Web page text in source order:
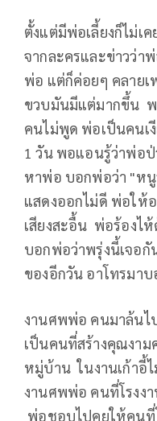
ตั้งแต่มีพ่อเลี้ยงก็ไม่เ
จากละครและข่าวว่า
พ่อ แต่ก็ค่อยๆ คลายเ
ขวบมันมีแต่มากขึ้น
คนไม่พูด พ่อเป็นคนเ
1 วัน พอแอนรู้ว่าพ่อป่
หาพ่อ บอกพ่อว่า "ห
แสดงออกไม่ดี พ่อให้
เสียงสะอื้น พ่อร้องไ
บอกพ่อว่าพรุ่งนี้เจอ
ของอีกวัน อาโทรมา
งานศพพ่อ คนมาล้นไ
เป็นคนที่สร้างคุณงา
หมู่บ้าน ในงานเก้าอี้
งานศพพ่อ คนที่โรงง
พ่อชอบไปคุยให้คนที่โ